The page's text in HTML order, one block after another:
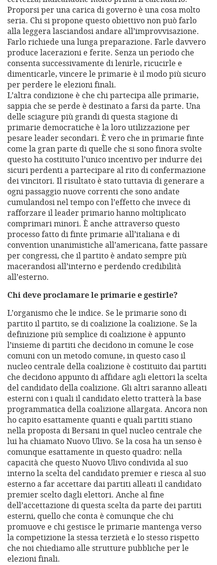
Proporsi per una carica di governo è una cosa molto
seria. Chi si propone questo obiettivo non può farlo
alla leggera lasciandosi andare all’improvvisazione.
Farlo richiede una lunga preparazione. Farle davvero
produce lacerazioni e ferite. Senza un periodo che
consenta successivamente di lenirle, ricucirle e
dimenticarle, vincere le primarie è il modo più sicuro
per perdere le elezioni finali.
L’altra condizione è che chi partecipa alle primarie,
sappia che se perde è destinato a farsi da parte. Una
delle sciagure più grandi di questa stagione di
primarie democratiche è la loro utilizzazione per
pesare leader secondari. È vero che in primarie finte
come la gran parte di quelle che si sono finora svolte
questo ha costituito l’unico incentivo per indurre dei
sicuri perdenti a partecipare al rito di confermazione
dei vincitori. Il risultato è stato tuttavia di generare a
ogni passaggio nuove correnti che sono andate
cumulandosi nel tempo con l’effetto che invece di
rafforzare il leader primario hanno moltiplicato
comprimari minori. È anche attraverso questo
processo fatto di finte primarie all’italiana e di
convention unanimistiche all’americana, fatte passare
per congressi, che il partito è andato sempre più
macerandosi all’interno e perdendo credibilità
all’esterno.
Chi deve proclamare le primarie e gestirle?
L’organismo che le indice. Se le primarie sono di
partito il partito, se di coalizione la coalizione. Se la
definizione più semplice di coalizione è appunto
l’insieme di partiti che decidono in comune le cose
comuni con un metodo comune, in questo caso il
nucleo centrale della coalizione è costituito dai partiti
che decidono appunto di affidare agli elettori la scelta
del candidato della coalizione. Gli altri saranno alleati
esterni con i quali il candidato eletto tratterà la base
programmatica della coalizione allargata. Ancora non
ho capito esattamente quanti e quali partiti stiano
nella proposta di Bersani in quel nucleo centrale che
lui ha chiamato Nuovo Ulivo. Se la cosa ha un senso è
comunque esattamente in questo quadro: nella
capacità che questo Nuovo Ulivo condivida al suo
interno la scelta del candidato premier e riesca al suo
esterno a far accettare dai partiti alleati il candidato
premier scelto dagli elettori. Anche al fine
dell’accettazione di questa scelta da parte dei partiti
esterni, quello che conta è comunque che chi
promuove e chi gestisce le primarie mantenga verso
la competizione la stessa terzietà e lo stesso rispetto
che noi chiediamo alle strutture pubbliche per le
elezioni finali.